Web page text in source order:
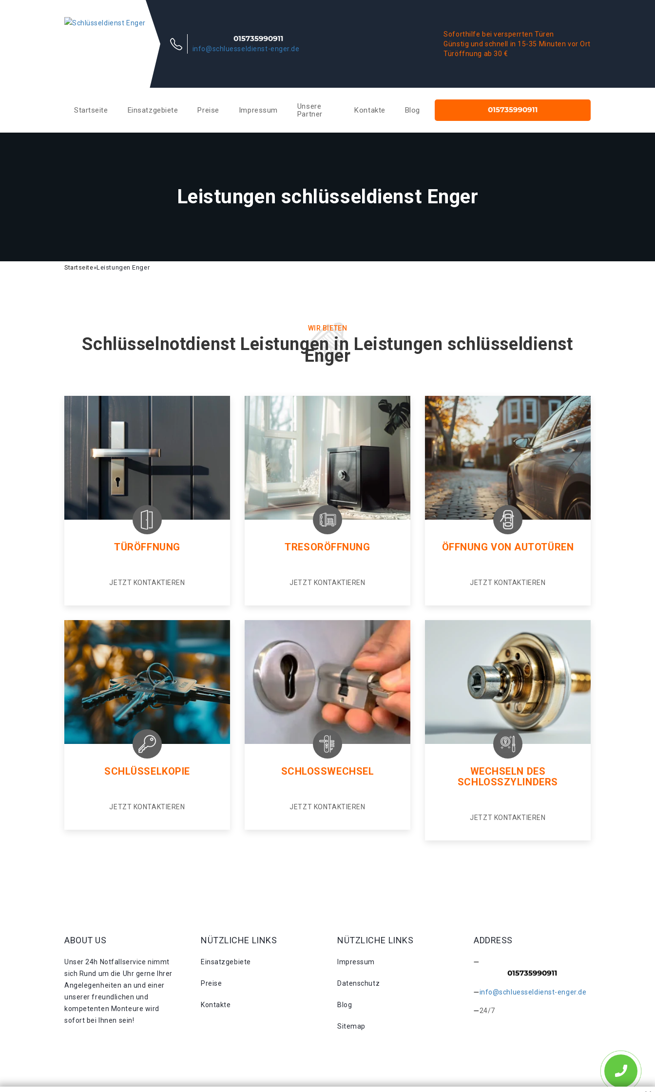
info@schluesseldienst-enger.de
Soforthilfe bei versperrten Türen
Günstig und schnell in 15-35 Minuten vor Ort
Türöffnung ab 30 €
Startseite Einsatzgebiete Preise Impressum
Unsere
Partner
Kontakte Blog
Leistungen schlüsseldienst Enger
Startseite»Leistungen Enger
WIR BIETEN
Schlüsselnotdienst Leistungen in Leistungen schlüsseldienst
Enger
TÜRÖFFNUNG
JETZT KONTAKTIEREN
TRESORÖFFNUNG
JETZT KONTAKTIEREN
ÖFFNUNG VON AUTOTÜREN
JETZT KONTAKTIEREN
SCHLÜSSELKOPIE
JETZT KONTAKTIEREN
SCHLOSSWECHSEL
JETZT KONTAKTIEREN
WECHSELN DES
SCHLOSSZYLINDERS
JETZT KONTAKTIEREN
ABOUT US
Unser 24h Notfallservice nimmt
sich Rund um die Uhr gerne Ihrer
Angelegenheiten an und einer
unserer freundlichen und
kompetenten Monteure wird
sofort bei Ihnen sein!
NÜTZLICHE LINKS
Einsatzgebiete
Preise
Kontakte
NÜTZLICHE LINKS
Impressum
Datenschutz
Blog
Sitemap
ADDRESS
info@schluesseldienst-enger.de
24/7